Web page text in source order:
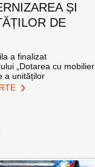
ȘI
DE
a finalizat
„Dotarea cu mobilier
a unităților